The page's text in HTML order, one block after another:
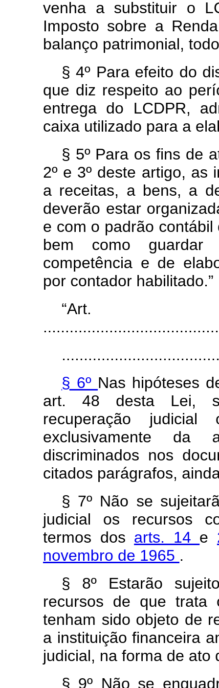
venha a substituir o
Imposto sobre a
balanço patrimonial,
§ 4º Para efeito do
que diz respeito ao
entrega do LCDPR,
caixa utilizado para a
§ 5º Para os fins de
2º e 3º deste artigo, as
a receitas, a bens, a
deverão estar
e com o padrão
bem como guardar
competência e de
por contador habilitado.”
§ 6º Nas hipóteses
art. 48 desta Lei,
recuperação
exclusivamente da
discriminados nos
citados parágrafos,
§ 7º Não se
judicial os recursos
termos dos arts. 14 e
novembro de 1965 .
§ 8º Estarão
recursos de que
tenham sido objeto de
a instituição financeira
judicial, na forma de ato
§ 9º Não se